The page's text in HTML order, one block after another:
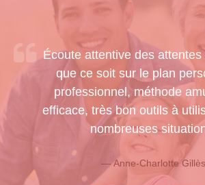
Écoute attentive des attentes
que ce soit sur le plan
professionnel, méthode
efficace, très bon outils à
nombreuses
Anne-Charlotte Gillès